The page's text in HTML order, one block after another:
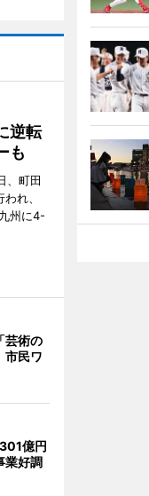
逆転
も
、町田
れ、
州に4-
芸術の
民ワ
億円
業好調